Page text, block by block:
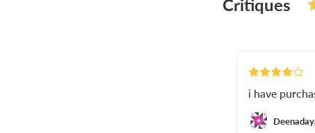
Critiques
i have